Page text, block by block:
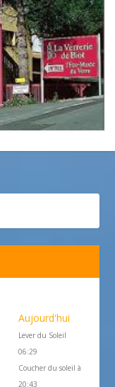
Aujourd'hui
Lever du Soleil
06:29
Coucher du soleil à
20:43